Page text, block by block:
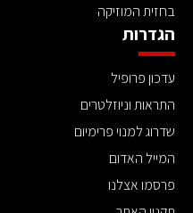
בחזית המוזיקה
הגדרות
עדכון פרופיל
התראות וניוזלטרים
שדרוג למנוי פרימיום
המייל האדום
פרסמו אצלנו